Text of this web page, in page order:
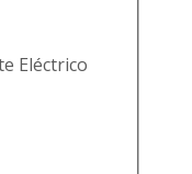
Eléctrico